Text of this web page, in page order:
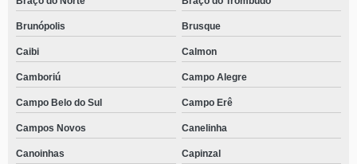
contato de clínica especializada em reabilitação de alcoólicos Araquari
telefone de clínica de reabilitação alcoólica Retiro
clínica de recuperação alcoólica telefone Arvoredo
telefone de clínica especializada em reabilitação de alcoólicos Sagrado
Coração de Jesus
Brunópolis Brusque
Caibi Calmon
Camboriú Campo Alegre
Campo Belo do Sul Campo Erê
Campos Novos Canelinha
Canoinhas Capinzal